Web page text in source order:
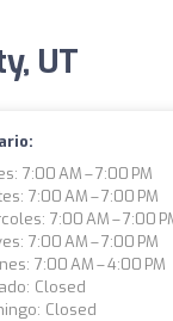
UT
7:00 AM – 7:00 PM
7:00 AM – 7:00 PM
7:00 AM – 7:00
7:00 AM – 7:00 PM
7:00 AM – 4:00 PM
Closed
Closed